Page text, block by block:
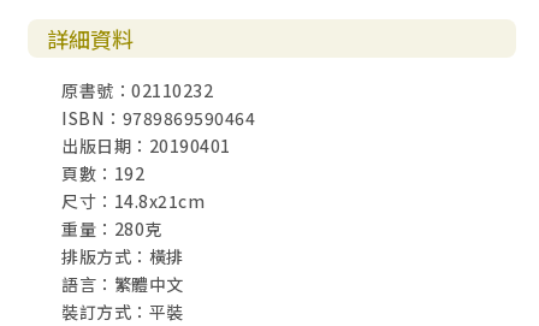
詳細資料
原書號：02110232
ISBN：9789869590464
出版日期：20190401
頁數：192
尺寸：14.8x21cm
重量：280克
排版方式：橫排
語言：繁體中文
裝訂方式：平裝